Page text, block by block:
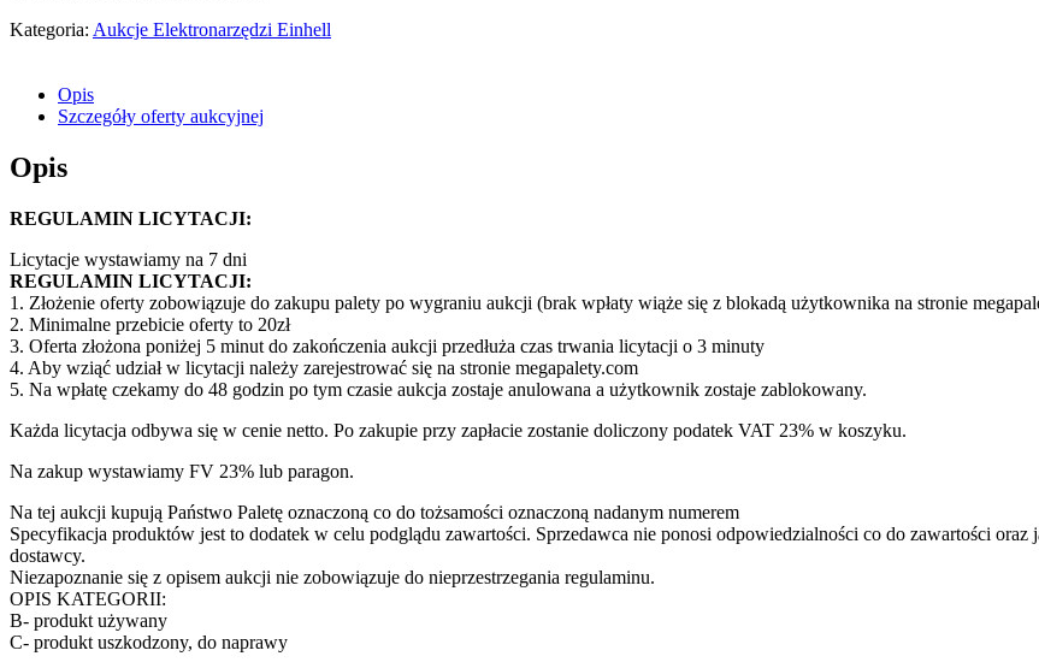
Kategoria: Aukcje Elektronarzędzi Einhell
Opis
Szczegóły oferty aukcyjnej
Opis
REGULAMIN LICYTACJI:
Licytacje wystawiamy na 7 dni
REGULAMIN LICYTACJI:
1. Złożenie oferty zobowiązuje do zakupu palety po wygraniu aukcji (brak wpłaty wiąże się z blokadą użytkownika na stronie
2. Minimalne przebicie oferty to 20zł
3. Oferta złożona poniżej 5 minut do zakończenia aukcji przedłuża czas trwania licytacji o 3 minuty
4. Aby wziąć udział w licytacji należy zarejestrować się na stronie megapalety.com
5. Na wpłatę czekamy do 48 godzin po tym czasie aukcja zostaje anulowana a użytkownik zostaje zablokowany.
Każda licytacja odbywa się w cenie netto. Po zakupie przy zapłacie zostanie doliczony podatek VAT 23% w koszyku.
Na zakup wystawiamy FV 23% lub paragon.
Na tej aukcji kupują Państwo Paletę oznaczoną co do tożsamości oznaczoną nadanym numerem
Specyfikacja produktów jest to dodatek w celu podglądu zawartości. Sprzedawca nie ponosi odpowiedzialności co do zawartości
dostawcy.
Niezapoznanie się z opisem aukcji nie zobowiązuje do nieprzestrzegania regulaminu.
OPIS KATEGORII:
B- produkt używany
C- produkt uszkodzony, do naprawy